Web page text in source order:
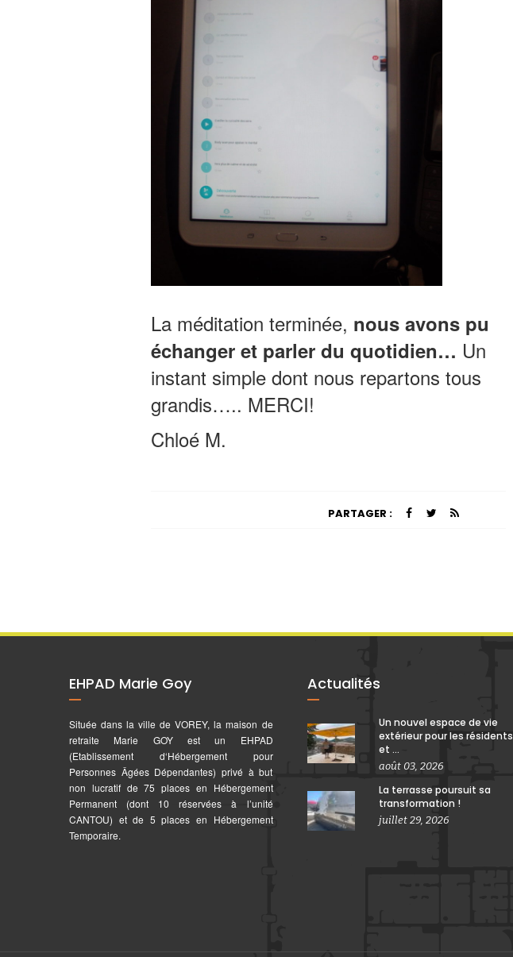
La méditation terminée, nous avons pu
échanger et parler du quotidien… Un
instant simple dont nous repartons tous
grandis….. MERCI!
Chloé M.
PARTAGER :
EHPAD Marie Goy
Située dans la ville de VOREY, la maison de
retraite Marie GOY est un EHPAD
(Etablissement d‘Hébergement pour
Personnes Âgées Dépendantes) privé à but
non lucratif de 75 places en Hébergement
Permanent (dont 10 réservées à l’unité
CANTOU) et de 5 places en Hébergement
Temporaire.
Actualités
Un nouvel espace de vie
extérieur pour les résidents
et ...
août 03, 2026
La terrasse poursuit sa
transformation !
juillet 29, 2026